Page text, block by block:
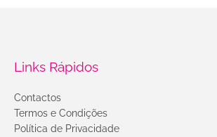
Links Rápidos
Contactos
Termos e Condições
Política de Privacidade